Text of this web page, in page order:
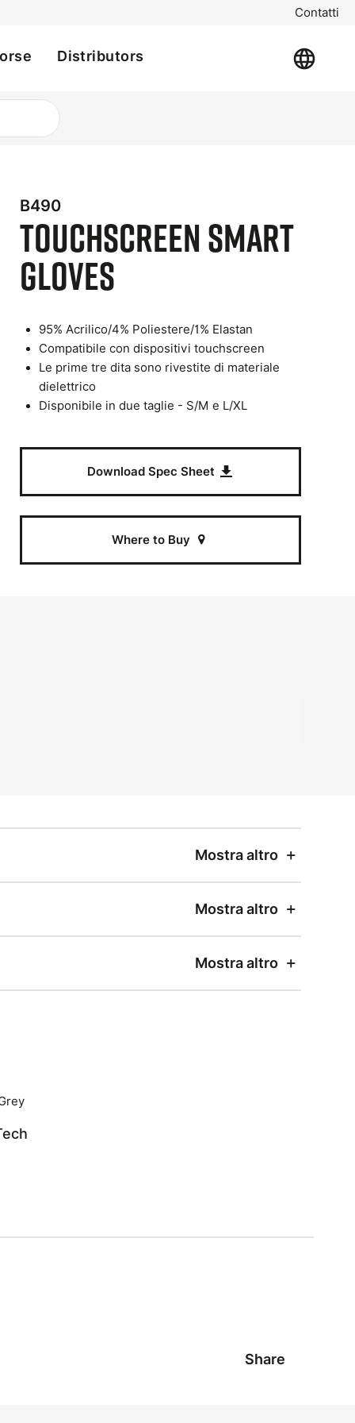
Contatti
Distributors
B490
TouchScreen Smart
Gloves
95% Acrilico/4% Poliestere/1% Elastan
Compatibile con dispositivi touchscreen
Le prime tre dita sono rivestite di materiale
dielettrico
Disponibile in due taglie - S/M e L/XL
Download Spec Sheet
Where to Buy
Mostra altro
Mostra altro
Mostra altro
Share